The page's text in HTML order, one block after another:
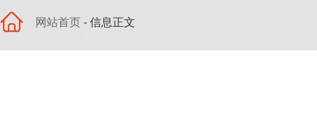
网站首页- 信息正文